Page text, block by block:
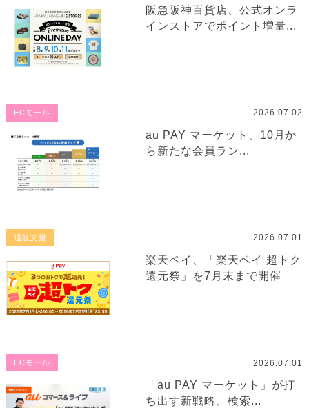
阪急阪神百貨店、公式オンラ
インストアでポイント増量...
ECモール 2026.07.02
au PAY マーケット、10月か
ら新たな会員ラン...
通販支援 2026.07.01
楽天ペイ、「楽天ペイ 超トク
還元祭」を7月末まで開催
ECモール 2026.07.01
「au PAY マーケット」が打
ち出す新戦略、検索...